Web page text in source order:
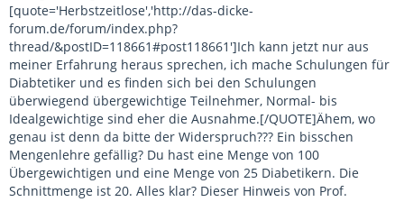
[quote='Herbstzeitlose','http://das-dicke-
forum.de/forum/index.php?
thread/&postID=118661#post118661']Ich kann jetzt nur aus
meiner Erfahrung heraus sprechen, ich mache Schulungen für
Diabtetiker und es finden sich bei den Schulungen
überwiegend übergewichtige Teilnehmer, Normal- bis
Idealgewichtige sind eher die Ausnahme.[/QUOTE]Ähem, wo
genau ist denn da bitte der Widerspruch??? Ein bisschen
Mengenlehre gefällig? Du hast eine Menge von 100
Übergewichtigen und eine Menge von 25 Diabetikern. Die
Schnittmenge ist 20. Alles klar? Dieser Hinweis von Prof.